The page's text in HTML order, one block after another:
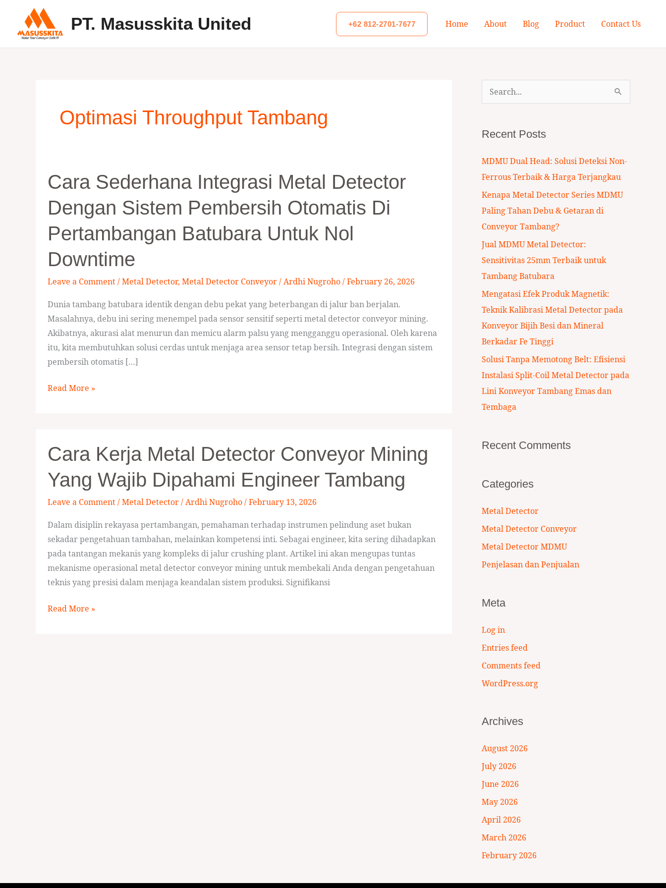
content
PT. Masusskita United +62 812-2701-7677 Home About Blog Product Contact Us
Optimasi Throughput Tambang
Cara Sederhana Integrasi Metal Detector
Dengan Sistem Pembersih Otomatis Di
Pertambangan Batubara Untuk Nol
Downtime
Leave a Comment/Metal Detector, Metal Detector Conveyor/Ardhi Nugroho/February 26, 2026
Dunia tambang batubara identik dengan debu pekat yang beterbangan di jalur ban berjalan.
Masalahnya, debu ini sering menempel pada sensor sensitif seperti metal detector conveyor mining.
Akibatnya, akurasi alat menurun dan memicu alarm palsu yang mengganggu operasional. Oleh karena
itu, kita membutuhkan solusi cerdas untuk menjaga area sensor tetap bersih. Integrasi dengan sistem
pembersih otomatis […]
Sederhana
Integrasi
Metal
dengan
Sistem
Pembersih
Otomatis
Pertambangan
Batubara
untuk
Nol
Downtime
Read More »
Cara Kerja Metal Detector Conveyor Mining
Yang Wajib Dipahami Engineer Tambang
Leave a Comment/Metal Detector/Ardhi Nugroho/February 13, 2026
Dalam disiplin rekayasa pertambangan, pemahaman terhadap instrumen pelindung aset bukan
sekadar pengetahuan tambahan, melainkan kompetensi inti. Sebagai engineer, kita sering dihadapkan
pada tantangan mekanis yang kompleks di jalur crushing plant. Artikel ini akan mengupas tuntas
mekanisme operasional metal detector conveyor mining untuk membekali Anda dengan pengetahuan
teknis yang presisi dalam menjaga keandalan sistem produksi. Signifikansi
Kerja
Metal
Detector
Conveyor
Mining
yang
Wajib
Dipahami
Engineer
Tambang
Read More »
r
c
h
Recent Posts
MDMU Dual Head: Solusi Deteksi Non-
Ferrous Terbaik & Harga Terjangkau
Kenapa Metal Detector Series MDMU
Paling Tahan Debu & Getaran di
Conveyor Tambang?
Jual MDMU Metal Detector:
Sensitivitas 25mm Terbaik untuk
Tambang Batubara
Mengatasi Efek Produk Magnetik:
Teknik Kalibrasi Metal Detector pada
Konveyor Bijih Besi dan Mineral
Berkadar Fe Tinggi
Solusi Tanpa Memotong Belt: Efisiensi
Instalasi Split-Coil Metal Detector pada
Lini Konveyor Tambang Emas dan
Tembaga
Recent Comments
Categories
Metal Detector
Metal Detector Conveyor
Metal Detector MDMU
Penjelasan dan Penjualan
Meta
Log in
Entries feed
Comments feed
WordPress.org
Archives
August 2026
July 2026
June 2026
May 2026
April 2026
March 2026
February 2026